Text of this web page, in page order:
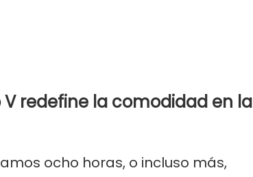
redefine la comodidad en la
ocho horas, o incluso más,